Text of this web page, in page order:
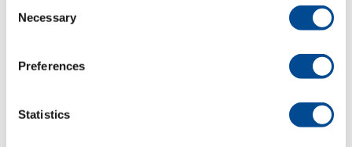
Selection
Necessary
Preferences
Statistics